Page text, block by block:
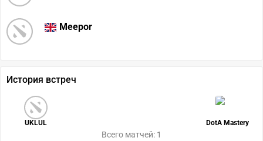
Meepor
История встреч
UKLUL DotA Mastery
Всего матчей: 1